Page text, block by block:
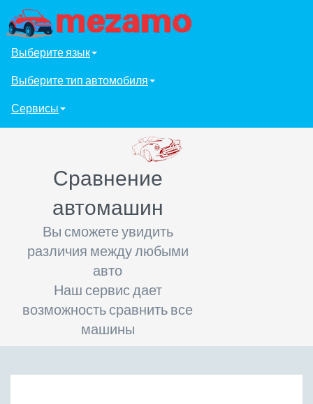
Выберите язык
Выберите тип автомобиля
Сервисы
Сравнение
автомашин
Вы сможете увидить
различия между любыми
авто
Наш сервис дает
возможность сравнить все
машины